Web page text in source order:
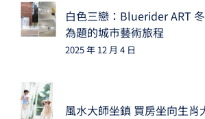
白色三戀：Bluerider ART
為題的城市藝術旅程
2025 年 12 月 4 日
風水大師坐鎮 買房坐向生肖